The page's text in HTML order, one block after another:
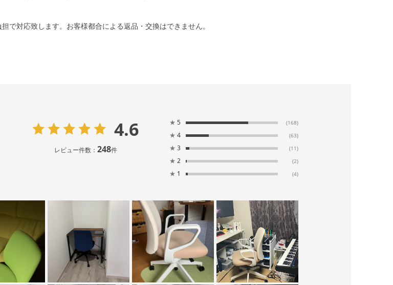
で対応致します。お客様都合による返品・交換はできません。
4.6
レビュー件数： 248件
★ 5 (168)
★ 4 (63)
★ 3 (11)
★ 2 (2)
★ 1 (4)